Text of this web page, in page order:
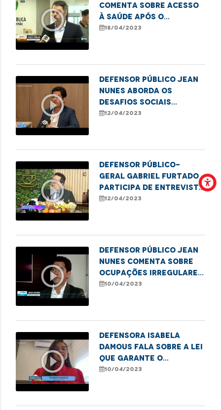
play_circle_outline
comenta sobre acesso
à saúde após o
falecimento de bebê
18/04/2023
play_circle_outline
Defensor público Jean
Nunes aborda os
desafios sociais
relacionados à
12/04/2023
play_circle_outline
Defensor público-
geral Gabriel Furtado
participa de entrevista
no programa Café com
12/04/2023
play_circle_outline
Defensor público Jean
Nunes comenta sobre
ocupações irregulares
na capital
10/04/2023
play_circle_outline
Defensora Isabela
Damous fala sobre a lei
que garante o
funcionamento 24h das
10/04/2023